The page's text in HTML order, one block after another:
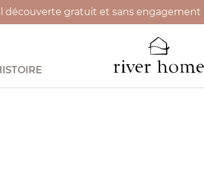
découverte gratuit et sans engagement